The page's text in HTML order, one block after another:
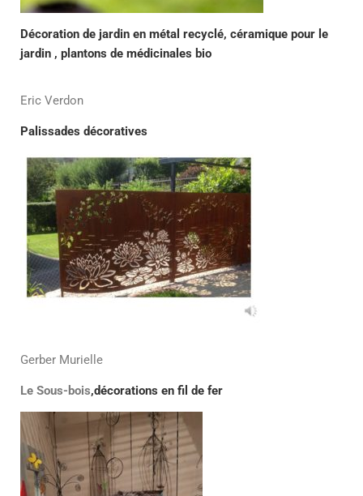
Décoration de jardin en métal recyclé, céramique pour le
jardin , plantons de médicinales bio
Eric Verdon
Palissades décoratives
Gerber Murielle
Le Sous-bois,décorations en fil de fer